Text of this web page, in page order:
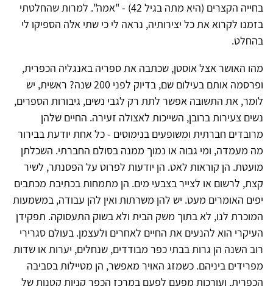
בחייה הקצרים (היא מתה בגיל 42) - "אמה". למרות שהחלטתי
בזמנו לקרוא את כל יצירותיה, נראה לי כי שתי אלה הספיקו לי
בהחלט.
מהו האושר אצל אוסטן, שכתבה את ספריה באנגליה הכפרית,
ופרסמה אותם בעילום שם, בדיוק לפני 200 שנה? ראשית, יש
לומר, את התשובה אפשר לתת רק לגבי נשים, גיבורות הספרים,
נשים צעירות ברובן, השייכות לאצולה זעירה. החיים שלהן
מרובדים חברתית ומשופעים בנימוסים - כל אחת יודעת בבירור
מה מעמדה, ומי גבוה או נמוך ממנה בסולם החברתי. השכלתן
מועטת. הן קוראות לאט. הן יודעות לפרוט על הפסנתר, לשיר
קצת, לרשום או לצייר בצבעי מים. הן מתמחות בכתיבת מכתבים
יפים האומרים מעט. יש להן משרתות ואין להן עבודה, במשמעות
המוכרת לנו, לא בתוך משק הבית ולא בשוק התעסוקה. תפקידן
העיקרי הוא להנעים את החיים לאחרים ולעצמן. בעולם סגרירי
רוב השנה הן גרות בבתי כפר מבודדים, שנחלים, יערות או שדות
מפרידים ביניהם. כשמזג האויר מאפשר, הן מטיילות בסביבה
הכפרית, ועורכות מפעם לפעם במרכז הכפר קניות קטנות של